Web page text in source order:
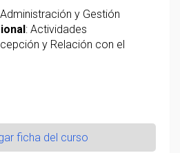
y Gestión
: Actividades
y Relación con el
ficha del curso